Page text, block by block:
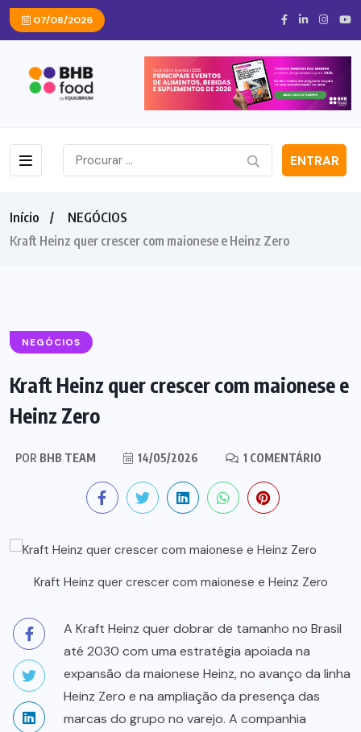
07/08/2026
ENTRAR
Início
NEGÓCIOS
Kraft Heinz quer crescer com maionese e Heinz Zero
NEGÓCIOS
Kraft Heinz quer crescer com maionese e
Heinz Zero
POR BHB TEAM 14/05/2026 1 COMENTÁRIO
Kraft Heinz quer crescer com maionese e Heinz Zero
A Kraft Heinz quer dobrar de tamanho no Brasil
até 2030 com uma estratégia apoiada na
expansão da maionese Heinz, no avanço da linha
Heinz Zero e na ampliação da presença das
marcas do grupo no varejo. A companhia